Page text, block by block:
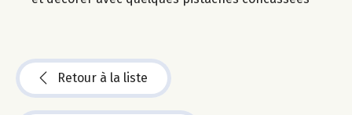
Retour à la liste